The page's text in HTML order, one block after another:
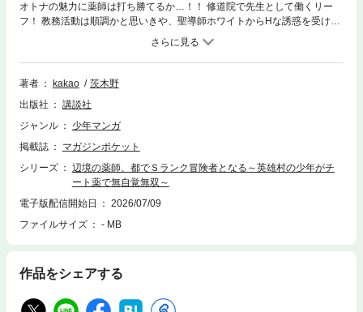
オトナの魅力に薬師は打ち勝てるか…！！ 修道院で先生として働くリー
フ！ 教務活動は順調かと思いきや、聖導師ホワイトからHな誘惑を受けリ
ーフ先生は早くも我慢の限界…！？無自覚無双な幸せアーバンライフ、第
著者 kakao
茨木野
出版社
講談社
ジャンル
少年マンガ
掲載誌
マガジンポケット
シリーズ
辺境の薬師、都でＳランク冒険者となる～英雄村の少年がチ
ート薬で無自覚無双～
電子版配信開始日
2026/07/09
ファイルサイズ
- MB
作品をシェアする